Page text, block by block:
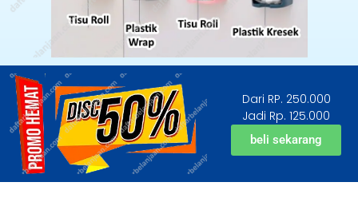
Dari RP. 250.000
Jadi Rp. 125.000
beli sekarang